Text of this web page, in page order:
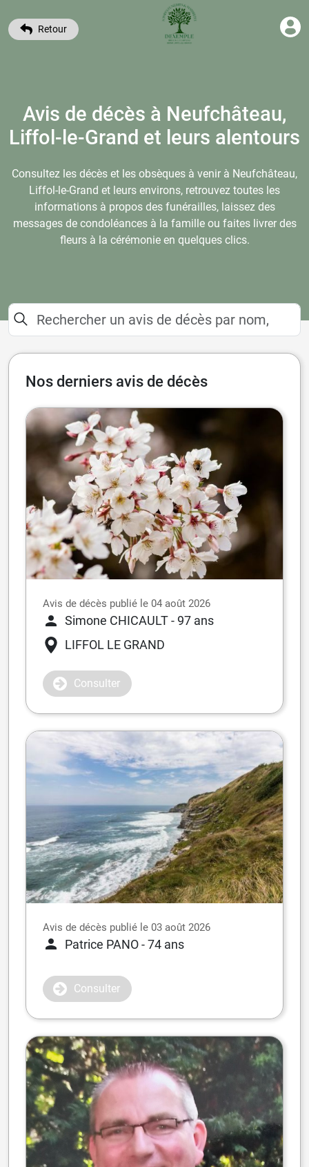
Retour
Avis de décès à Neufchâteau,
Liffol-le-Grand et leurs alentours
Consultez les décès et les obsèques à venir à Neufchâteau,
Liffol-le-Grand et leurs environs, retrouvez toutes les
informations à propos des funérailles, laissez des
messages de condoléances à la famille ou faites livrer des
fleurs à la cérémonie en quelques clics.
Nos derniers avis de décès
Avis de décès publié le 04 août 2026
Simone CHICAULT- 97 ans
LIFFOL LE GRAND
Consulter
Avis de décès publié le 03 août 2026
Patrice PANO- 74 ans
Consulter